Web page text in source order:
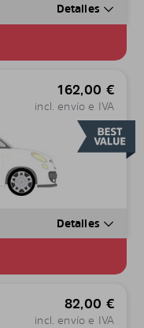
Detalles
162,00 €
incl. envío e IVA
Detalles
82,00 €
incl. envío e IVA